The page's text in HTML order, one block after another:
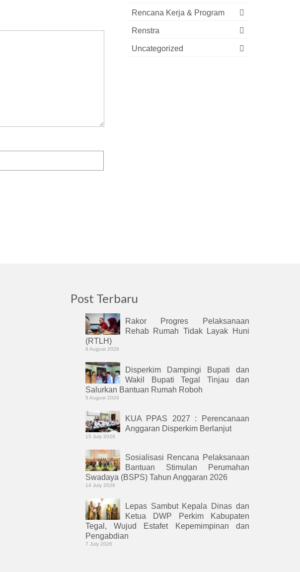
Rencana Kerja & Program
Renstra
Uncategorized
Post Terbaru
Rakor Progres Pelaksanaan
Rehab Rumah Tidak Layak Huni
(RTLH)
6 August 2026
Disperkim Dampingi Bupati dan
Wakil Bupati Tegal Tinjau dan
Salurkan Bantuan Rumah Roboh
5 August 2026
KUA PPAS 2027 : Perencanaan
Anggaran Disperkim Berlanjut
15 July 2026
Sosialisasi Rencana Pelaksanaan
Bantuan Stimulan Perumahan
Swadaya (BSPS) Tahun Anggaran 2026
14 July 2026
Lepas Sambut Kepala Dinas dan
Ketua DWP Perkim Kabupaten
Tegal, Wujud Estafet Kepemimpinan dan
Pengabdian
7 July 2026